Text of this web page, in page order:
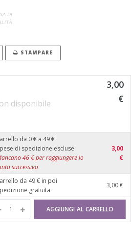
DI
STAMPARE
disponibile
3,00
€
da 0 € a 49 €
di spedizione escluse
46€ per raggiungere lo
successivo
3,00
€
da 49 € in poi
gratuita
3,00 €
AGGIUNGI AL CARRELLO